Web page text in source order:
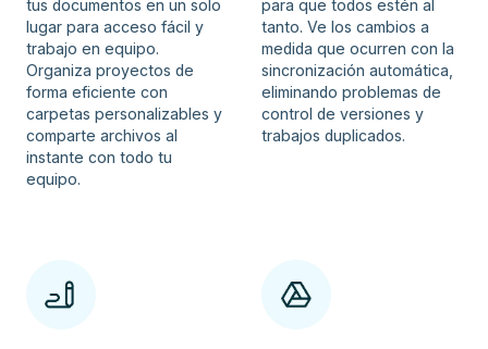
tus documentos en un solo
lugar para acceso fácil y
trabajo en equipo.
Organiza proyectos de
forma eficiente con
carpetas personalizables y
comparte archivos al
instante con todo tu
equipo.
para que todos estén al
tanto. Ve los cambios a
medida que ocurren con la
sincronización automática,
eliminando problemas de
control de versiones y
trabajos duplicados.